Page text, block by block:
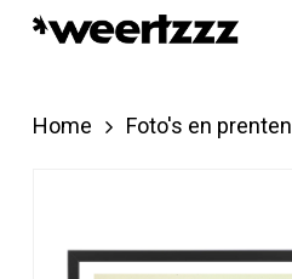
Skip
content
Home Foto's en prenten